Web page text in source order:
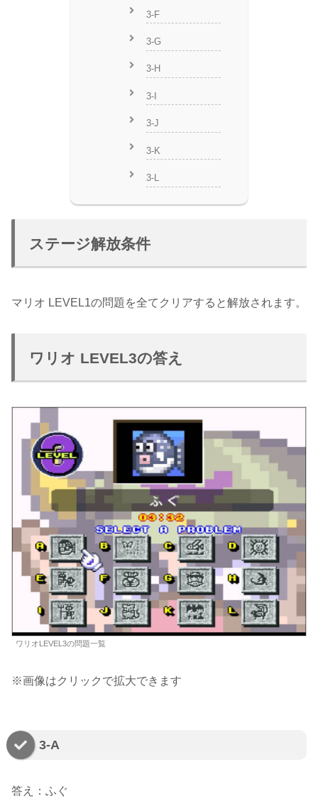
3-F
3-G
3-H
3-I
3-J
3-K
3-L
ステージ解放条件
マリオ LEVEL1の問題を全てクリアすると解放されます。
ワリオ LEVEL3の答え
ワリオLEVEL3の問題一覧
※画像はクリックで拡大できます
3-A
答え：ふぐ